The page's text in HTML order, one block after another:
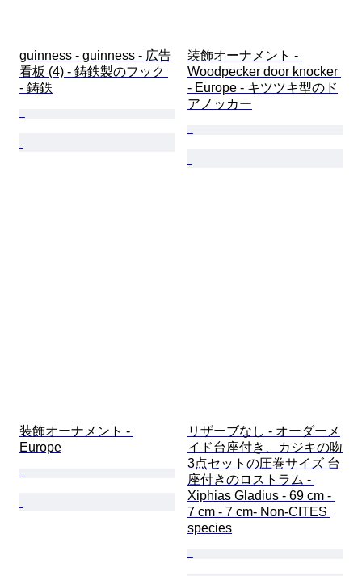
guinness - guinness - 広告
看板 (4) - 鋳鉄製のフック
- 鋳鉄
装飾オーナメント -
Woodpecker door knocker
- Europe - キツツキ型のド
アノッカー
装飾オーナメント -
Europe
リザーブなし - オーダーメ
イド台座付き、カジキの吻
3点セットの圧巻サイズ 台
座付きのロストラム -
Xiphias Gladius - 69 cm -
7 cm - 7 cm- Non-CITES
species